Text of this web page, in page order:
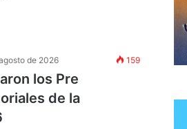
de 2026 159
los Pre
de la